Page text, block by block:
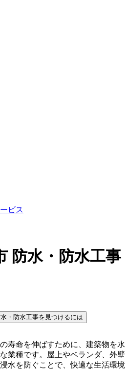
ビス
防水・防水工事
・防水工事を見つけるには
寿命を伸ばすために、建築物を水
業種です。屋上やベランダ、外壁
水を防ぐことで、快適な生活環境